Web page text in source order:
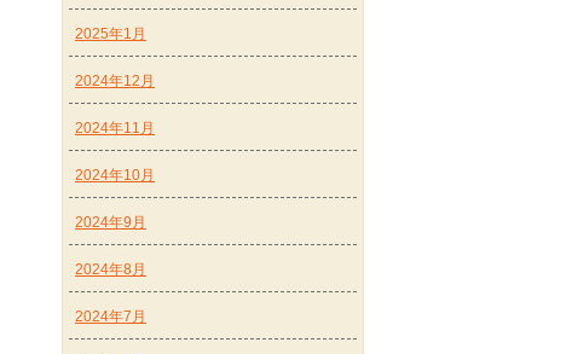
2025年1月
2024年12月
2024年11月
2024年10月
2024年9月
2024年8月
2024年7月